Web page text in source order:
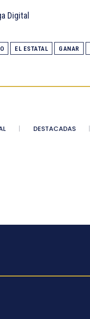
Digital
EL ESTATAL GANAR
DESTACADAS